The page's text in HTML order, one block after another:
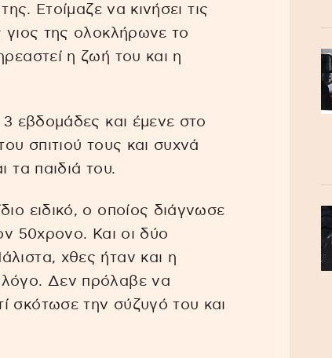
Ετοίμαζε να κινήσει τις
γιος της ολοκλήρωνε το
η ζωή του και η
εβδομάδες και έμενε στο
σπιτιού τους και συχνά
τα παιδιά του.
ειδικό, ο οποίος διάγνωσε
50χρονο. Και οι δύο
χθες ήταν και η
Δεν πρόλαβε να
σκότωσε την σύζυγό του και